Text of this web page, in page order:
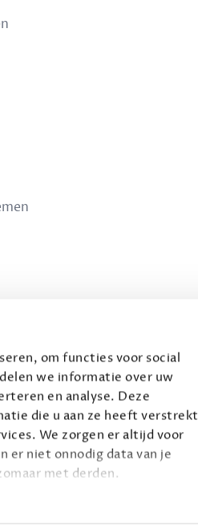
om functies voor social
we informatie over uw
en analyse. Deze
die u aan ze heeft verstrekt
We zorgen er altijd voor
er niet onnodig data van je
met derden.